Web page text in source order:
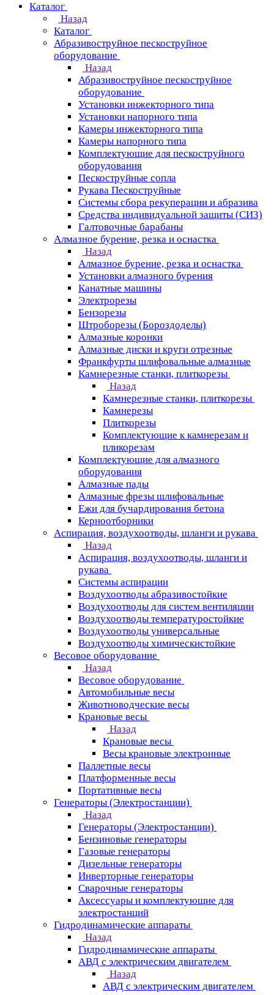
Каталог
Назад
Каталог
Абразивоструйное пескоструйное
оборудование
Назад
Абразивоструйное пескоструйное
оборудование
Установки инжекторного типа
Установки напорного типа
Камеры инжекторного типа
Камеры напорного типа
Комплектующие для пескоструйного
оборудования
Пескоструйные сопла
Рукава Пескоструйные
Системы сбора рекуперации и абразива
Средства индивидуальной защиты (СИЗ)
Галтовочные барабаны
Алмазное бурение, резка и оснастка
Назад
Алмазное бурение, резка и оснастка
Установки алмазного бурения
Канатные машины
Электрорезы
Бензорезы
Штроборезы (Бороздоделы)
Алмазные коронки
Алмазные диски и круги отрезные
Франкфурты шлифовальные алмазные
Камнерезные станки, плиткорезы
Назад
Камнерезные станки, плиткорезы
Камнерезы
Плиткорезы
Комплектующие к камнерезам и
пликорезам
Комплектующие для алмазного
оборудования
Алмазные пады
Алмазные фрезы шлифовальные
Ежи для бучардирования бетона
Керноотборники
Аспирация, воздухоотводы, шланги и рукава
Назад
Аспирация, воздухоотводы, шланги и
рукава
Системы аспирации
Воздухоотводы абразивостойкие
Воздухоотводы для систем вентиляции
Воздухоотводы температуростойкие
Воздухоотводы универсальные
Воздухоотводы химическистойкие
Весовое оборудование
Назад
Весовое оборудование
Автомобильные весы
Животноводческие весы
Крановые весы
Назад
Крановые весы
Весы крановые электронные
Паллетные весы
Платформенные весы
Портативные весы
Генераторы (Электростанции)
Назад
Генераторы (Электростанции)
Бензиновые генераторы
Газовые генераторы
Дизельные генераторы
Инверторные генераторы
Сварочные генераторы
Аксессуары и комплектующие для
электростанций
Гидродинамические аппараты
Назад
Гидродинамические аппараты
АВД с электрическим двигателем
Назад
АВД с электрическим двигателем